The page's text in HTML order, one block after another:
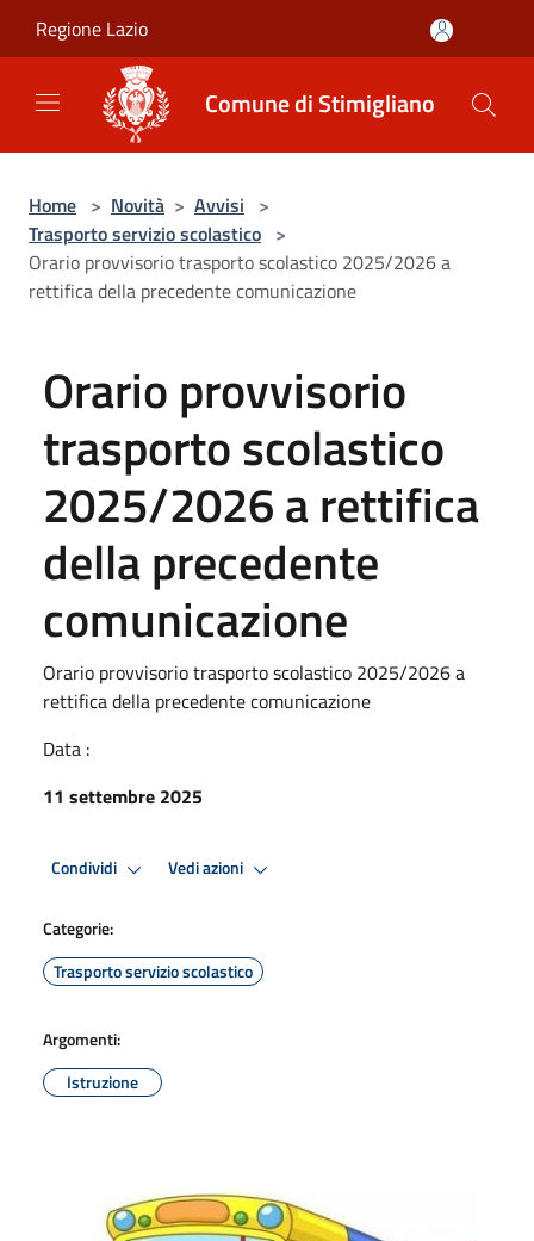
Regione Lazio
Comune di Stimigliano
Home > Novità > Avvisi >
Trasporto servizio scolastico >
Orario provvisorio trasporto scolastico 2025/2026 a
rettifica della precedente comunicazione
Orario provvisorio
trasporto scolastico
2025/2026 a rettifica
della precedente
comunicazione
Orario provvisorio trasporto scolastico 2025/2026 a
rettifica della precedente comunicazione
Data :
11 settembre 2025
Condividi Vedi azioni
Categorie:
Trasporto servizio scolastico
Argomenti:
Istruzione